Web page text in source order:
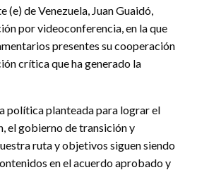
(e) de Venezuela, Juan Guaidó,
por videoconferencia, en la que
presentes su cooperación
crítica que ha generado la
política planteada para lograr el
el gobierno de transición y
ruta y objetivos siguen siendo
en el acuerdo aprobado y